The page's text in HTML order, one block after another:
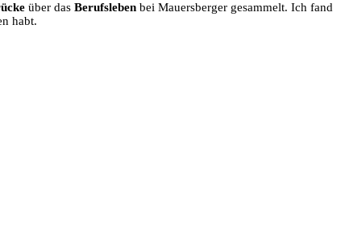
über das Berufsleben bei Mauersberger gesammelt. Ich fand
habt.